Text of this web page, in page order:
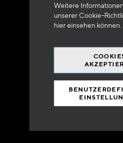
Weitere
unserer Cookie-
hiereinsehen können.
bei 250
90% des
in